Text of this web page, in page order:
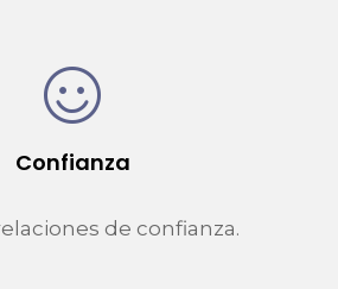
Confianza
de confianza.